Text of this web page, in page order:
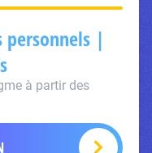
personnels |
à partir des